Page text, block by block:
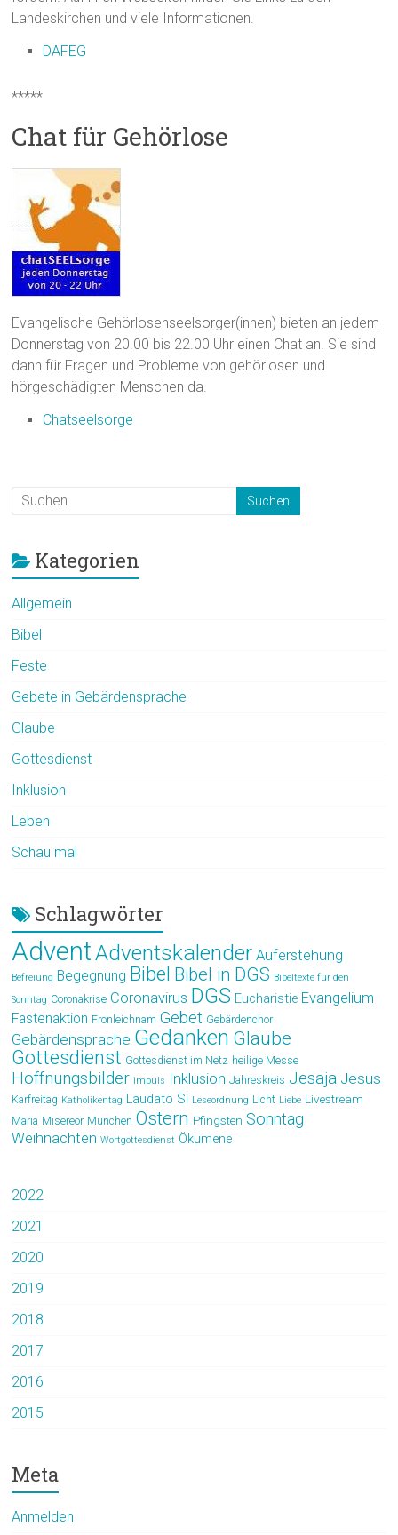
Landeskirchen und viele Informationen.
DAFEG
*****
Chat für Gehörlose
Evangelische Gehörlosenseelsorger(innen) bieten an jedem
Donnerstag von 20.00 bis 22.00 Uhr einen Chat an. Sie sind
dann für Fragen und Probleme von gehörlosen und
hörgeschädigten Menschen da.
Chatseelsorge
Kategorien
Allgemein
Bibel
Feste
Gebete in Gebärdensprache
Glaube
Gottesdienst
Inklusion
Leben
Schau mal
Schlagwörter
AdventAdventskalender Auferstehung
Befreiung Begegnung Bibel Bibel in DGS Bibeltexte für den
Sonntag Coronakrise Coronavirus DGS Eucharistie Evangelium
Fastenaktion Fronleichnam Gebet Gebärdenchor
Gebärdensprache Gedanken Glaube
Gottesdienst Gottesdienst im Netz heilige Messe
Hoffnungsbilder impuls Inklusion Jahreskreis Jesaja Jesus
Karfreitag Katholikentag Laudato Si Leseordnung Licht Liebe Livestream
Maria Misereor München Ostern Pfingsten Sonntag
Weihnachten Wortgottesdienst Ökumene
2022
2021
2020
2019
2018
2017
2016
2015
Meta
Anmelden